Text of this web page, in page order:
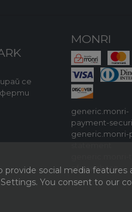
се
MONRI
generic.monri-
payment-
generic.monri-
of-purchase
social media features
You consent to our